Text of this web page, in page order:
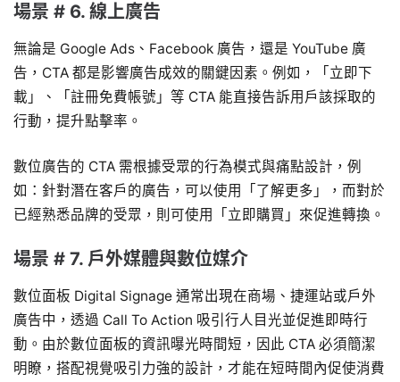
場景 # 6. 線上廣告
無論是 Google Ads、Facebook 廣告，還是 YouTube 廣
告，CTA 都是影響廣告成效的關鍵因素。例如，「立即下
載」、「註冊免費帳號」等 CTA 能直接告訴用戶該採取的
行動，提升點擊率。
數位廣告的 CTA 需根據受眾的行為模式與痛點設計，例
如：針對潛在客戶的廣告，可以使用「了解更多」，而對於
已經熟悉品牌的受眾，則可使用「立即購買」來促進轉換。
場景 # 7. 戶外媒體與數位媒介
數位面板 Digital Signage 通常出現在商場、捷運站或戶外
廣告中，透過 Call To Action 吸引行人目光並促進即時行
動。由於數位面板的資訊曝光時間短，因此 CTA 必須簡潔
明瞭，搭配視覺吸引力強的設計，才能在短時間內促使消費